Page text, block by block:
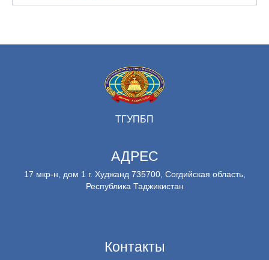
ТГУПБП
АДРЕС
17 мкр-н, дом 1 г. Худжанд 735700, Согдийская область,
Республика Таджикистан
Контакты